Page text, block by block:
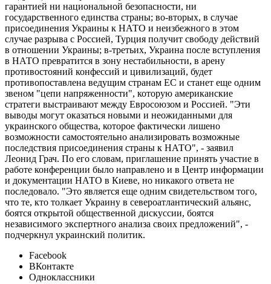
гарантией ни национальной безопасности, ни
государственного единства страны; во-вторых, в случае
присоединения Украины к НАТО и неизбежного в этом
случае разрыва с Россией, Турция получит свободу действий
в отношении Украины; в-третьих, Украина после вступления
в НАТО превратится в зону нестабильности, в арену
противостояний конфессий и цивилизаций, будет
противопоставлена ведущим странам ЕС и станет еще одним
звеном "цепи напряженности", которую американские
стратеги выстраивают между Евросоюзом и Россией. "Эти
выводы могут оказаться новыми и неожиданными для
украинского общества, которое фактически лишено
возможности самостоятельно анализировать возможные
последствия присоединения страны к НАТО", - заявил
Леонид Грач. По его словам, приглашение принять участие в
работе конференции было направлено и в Центр информации
и документации НАТО в Киеве, но никакого ответа не
последовало. "Это является еще одним свидетельством того,
что те, кто толкает Украину в североатлантический альянс,
боятся открытой общественной дискуссии, боятся
независимого экспертного анализа своих предложений", -
подчеркнул украинский политик.
Facebook
ВКонтакте
Одноклассники